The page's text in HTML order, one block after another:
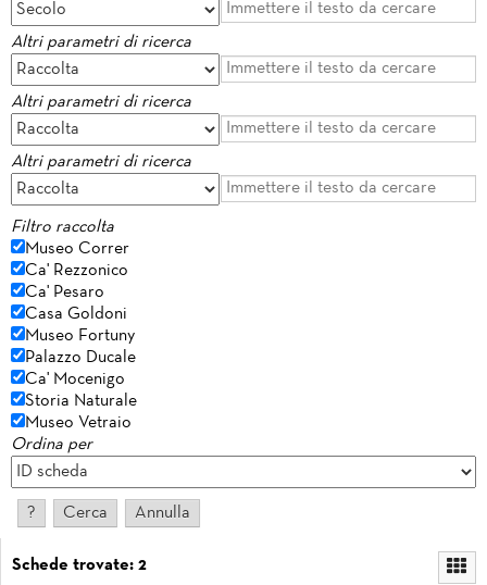
Altri parametri di ricerca
Altri parametri di ricerca
Altri parametri di ricerca
Filtro raccolta
Museo Correr
Ca' Rezzonico
Ca' Pesaro
Casa Goldoni
Museo Fortuny
Palazzo Ducale
Ca' Mocenigo
Storia Naturale
Museo Vetraio
Ordina per
Schede trovate: 2